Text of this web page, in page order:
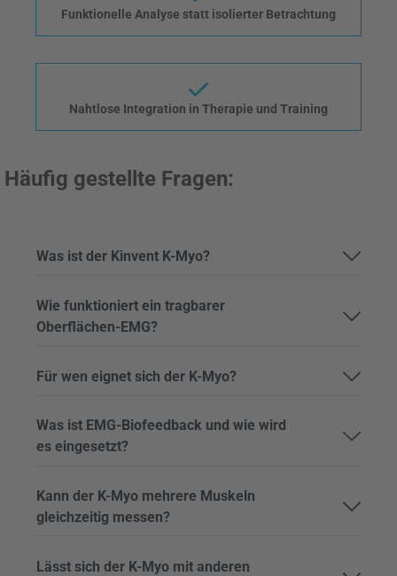
Funktionelle Analyse statt isolierter Betrachtung
Nahtlose Integration in Therapie und Training
Häufig gestellte Fragen:
Was ist der Kinvent K-Myo?
Wie funktioniert ein tragbarer
Oberflächen-EMG?
Für wen eignet sich der K-Myo?
Was ist EMG-Biofeedback und wie wird
es eingesetzt?
Kann der K-Myo mehrere Muskeln
gleichzeitig messen?
Lässt sich der K-Myo mit anderen